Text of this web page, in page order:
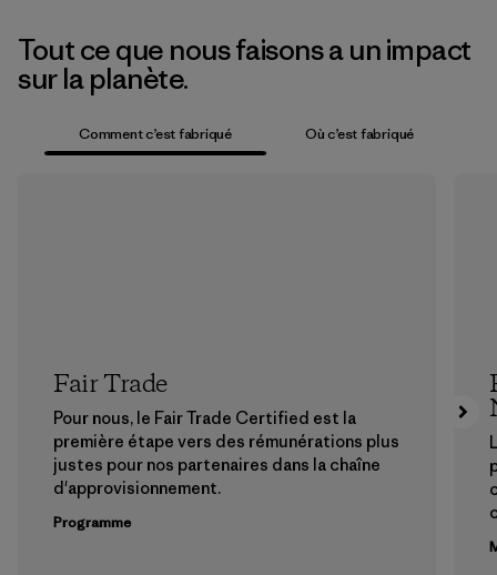
Tout ce que nous faisons a un impact
sur la planète.
Comment c’est fabriqué Où c’est fabriqué
Fair Trade
Pour nous, le Fair Trade Certified est la
première étape vers des rémunérations plus
justes pour nos partenaires dans la chaîne
d'approvisionnement.
Programme